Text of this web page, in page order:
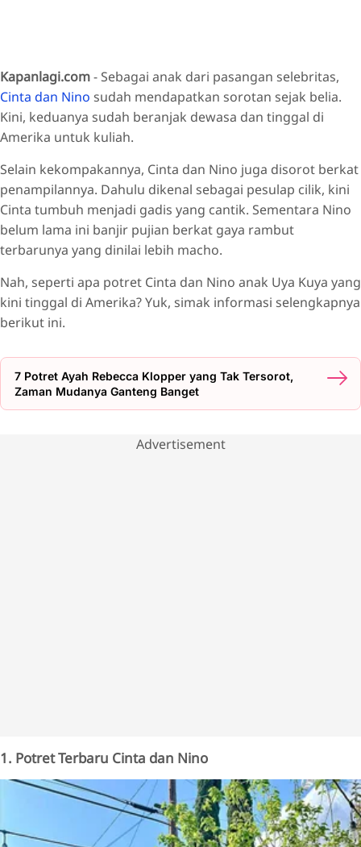
Kapanlagi.com- Sebagai anak dari pasangan selebritas,
Cinta dan Nino sudah mendapatkan sorotan sejak belia.
Kini, keduanya sudah beranjak dewasa dan tinggal di
Amerika untuk kuliah.
Selain kekompakannya, Cinta dan Nino juga disorot berkat
penampilannya. Dahulu dikenal sebagai pesulap cilik, kini
Cinta tumbuh menjadi gadis yang cantik. Sementara Nino
belum lama ini banjir pujian berkat gaya rambut
terbarunya yang dinilai lebih macho.
Nah, seperti apa potret Cinta dan Nino anak Uya Kuya yang
kini tinggal di Amerika? Yuk, simak informasi selengkapnya
berikut ini.
7 Potret Ayah Rebecca Klopper yang Tak Tersorot,
Zaman Mudanya Ganteng Banget
Advertisement
1. Potret Terbaru Cinta dan Nino